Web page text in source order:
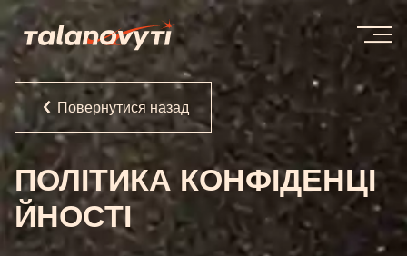
Повернутися назад
ПОЛІТИКА КОНФІДЕНЦІ
ЙНОСТІ